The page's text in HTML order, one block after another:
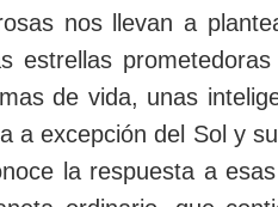
nos llevan a
estrellas
de vida, unas
a excepción del Sol y
la respuesta a